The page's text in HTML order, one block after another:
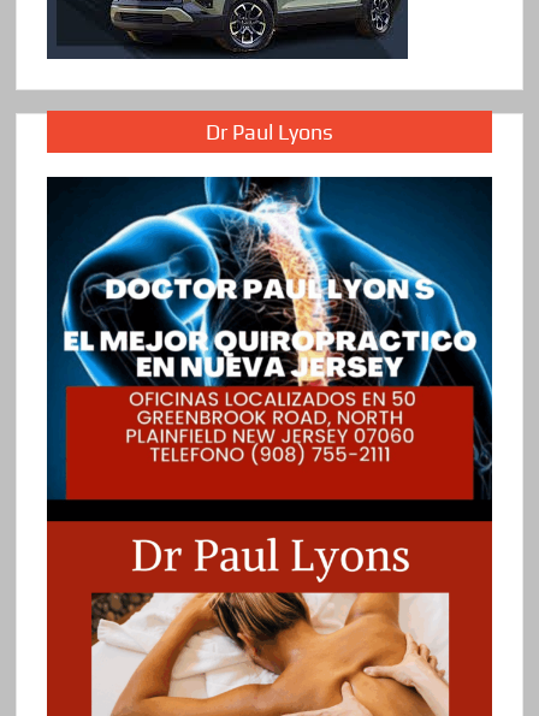
Dr Paul Lyons